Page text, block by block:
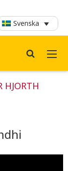
Svenska
HJORTH